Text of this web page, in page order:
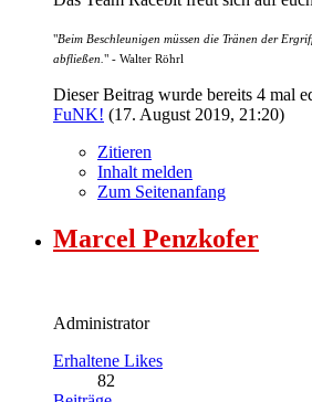
"Beim Beschleunigen müssen die Tränen der
abfließen. " - Walter Röhrl
Dieser Beitrag wurde bereits 4 mal
FuNK! (17. August 2019, 21:20)
Zitieren
Inhalt melden
Zum Seitenanfang
Marcel Penzkofer
Administrator
Erhaltene Likes
82